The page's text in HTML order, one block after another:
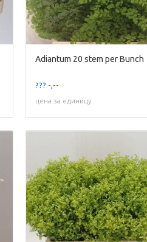
Adiantum 20 stem per Bunch
??? -,--
цена за единицу